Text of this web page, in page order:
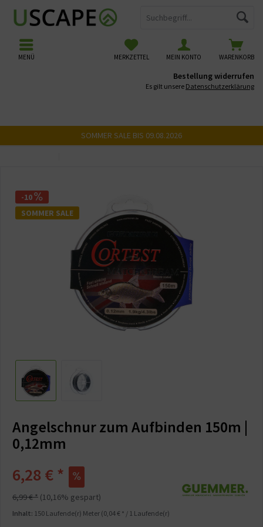
WARENKORB
MERKZETTEL MEIN KONTO
MENÜ
Bestellung widerrufen
Es gilt unsere Datenschutzerklärung
SOMMER SALE BIS 09.08.2026
-10
SOMMER SALE
Angelschnur zum Aufbinden 150m |
0,12mm
6,28 € *
6,99 € * (10,16% gespart)
Inhalt: 150 Laufende(r) Meter (0,04 € * / 1 Laufende(r)